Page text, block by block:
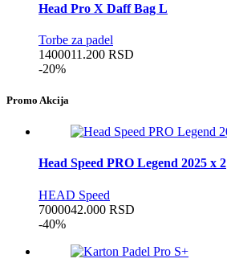
Head Pro X Daff Bag L
Torbe za padel
1400011.200 RSD
-20%
Promo Akcija
Head Speed PRO Legend 2025 x 2
HEAD Speed
7000042.000 RSD
-40%